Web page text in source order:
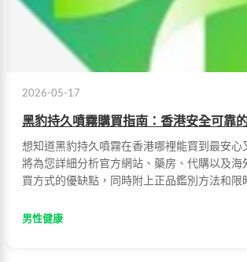
2026-05-17
黑豹持久噴霧購買指南：香港安全可靠
想知道黑豹持久噴霧在香港哪裡能買到最安心
將為您詳細分析官方網站、藥房、代購以及海
買方式的優缺點，同時附上正品鑑別方法和限
男性健康